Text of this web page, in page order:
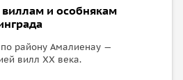
и особнякам
району Амалиенау —
вилл XX века.